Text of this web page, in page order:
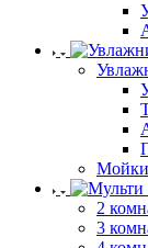
Мойки
2
3